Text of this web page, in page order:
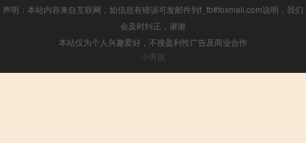
声明：本站内容来自互联网，如信息有错误可发邮件到f_fb#foxmail.com说明，我们
会及时纠正，谢谢
本站仅为个人兴趣爱好，不接盈利性广告及商业合作
小男孩